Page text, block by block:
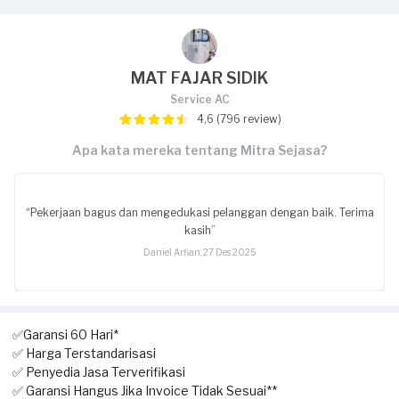
MAT FAJAR SIDIK
Service AC
4,6 (796 review)
Apa kata mereka tentang Mitra Sejasa?
“Pekerjaan bagus dan mengedukasi pelanggan dengan baik. Terima
kasih”
Daniel Arfian, 27 Des 2025
✅Garansi 60 Hari*
✅ Harga Terstandarisasi
✅ Penyedia Jasa Terverifikasi
✅ Garansi Hangus Jika Invoice Tidak Sesuai**